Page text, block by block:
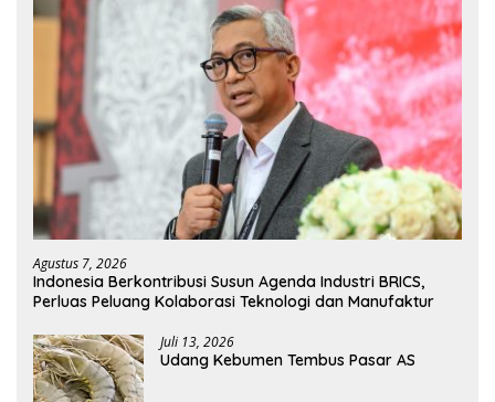
Agustus 7, 2026
Indonesia Berkontribusi Susun Agenda Industri BRICS,
Perluas Peluang Kolaborasi Teknologi dan Manufaktur
Juli 13, 2026
Udang Kebumen Tembus Pasar AS